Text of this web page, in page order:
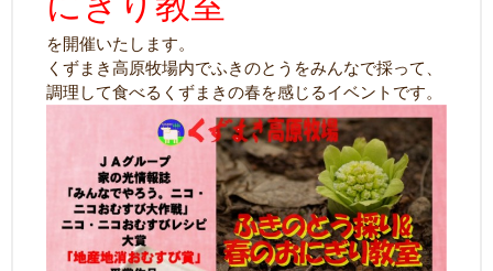
を開催いたします。
くずまき高原牧場内でふきのとうをみんなで採って、
調理して食べるくずまきの春を感じるイベントです。